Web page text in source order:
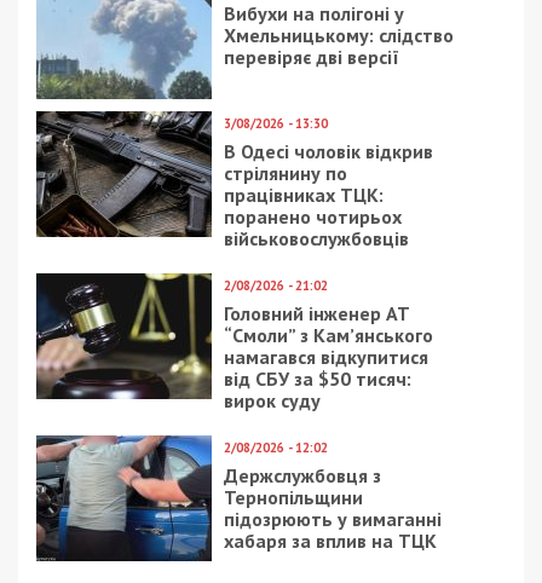
Вибухи на полігоні у
Хмельницькому: слідство
перевіряє дві версії
3/08/2026 - 13:30
В Одесі чоловік відкрив
стрілянину по
працівниках ТЦК:
поранено чотирьох
військовослужбовців
2/08/2026 - 21:02
Головний інженер АТ
“Смоли” з Кам’янського
намагався відкупитися
від СБУ за $50 тисяч:
вирок суду
2/08/2026 - 12:02
Держслужбовця з
Тернопільщини
підозрюють у вимаганні
хабаря за вплив на ТЦК